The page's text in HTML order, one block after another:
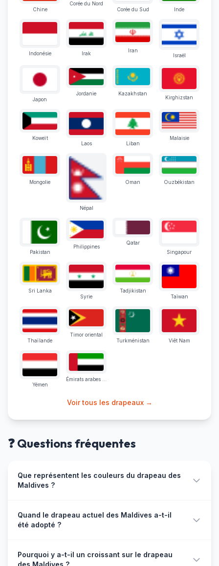
Chine
Corée du Nord
Corée du Sud
Inde
Indonésie Irak
Iran
Israël
Japon
Jordanie Kazakhstan
Kirghizstan
Koweït
Laos
Liban
Malaisie
Mongolie
Népal
Oman Ouzbékistan
Pakistan
Philippines
Qatar
Singapour
Sri Lanka
Syrie
Tadjikistan
Taïwan
Thaïlande
Timor oriental
Turkménistan
Viêt Nam
Yémen
Voir tous les drapeaux →
❓ Questions fréquentes
Que représentent les couleurs du drapeau des
Maldives ?
rouge (#D21034) symbolise le sang des héros versé
pour la souveraineté nationale, le courage et la
tant que couleur sacrée de l'islam, la foi. Le blanc du
Quand le drapeau actuel des Maldives a-t-il
été adopté ?
1965, le jour même où les Maldives ont obtenu leur
Pourquoi y a-t-il un croissant sur le drapeau